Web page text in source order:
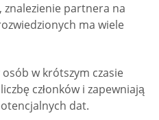
znalezienie partnera na
ma wiele
w krótszym czasie
członków i zapewniają
dat.